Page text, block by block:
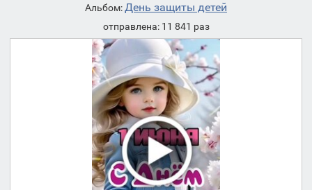
Альбом:День защиты детей
отправлена: 11 841 раз